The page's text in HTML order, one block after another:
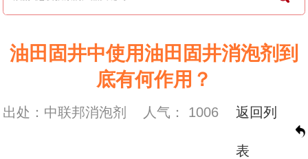
油田固井中使用油田固井消泡剂到
底有何作用？
出处：中联邦消泡剂 人气： 1006 返回列
表